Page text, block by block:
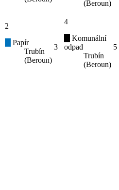
(Beroun)
2
Papír
Trubín
(Beroun)
3
4
Komunální
odpad
Trubín
(Beroun)
5